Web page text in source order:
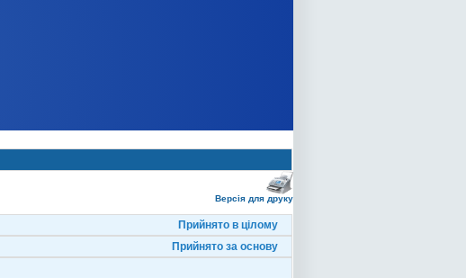
Версія для друку
Прийнято в цілому
Прийнято за основу